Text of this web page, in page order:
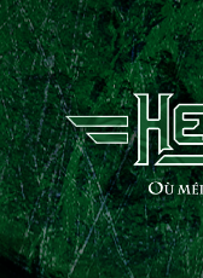
ACCUEIL
NEWS
CHRONIQUES
INTERVIEWS
REPORTS